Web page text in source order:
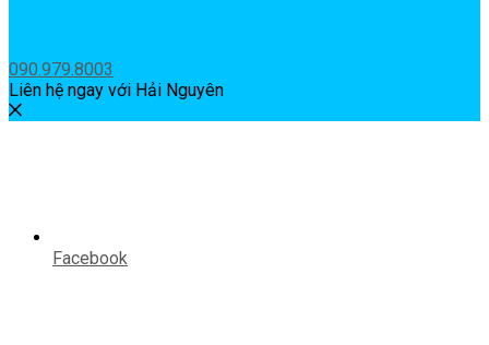
090.979.8003
Liên hệ ngay với Hải Nguyên
Facebook